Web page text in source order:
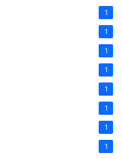
1
1
1
1
1
1
1
1